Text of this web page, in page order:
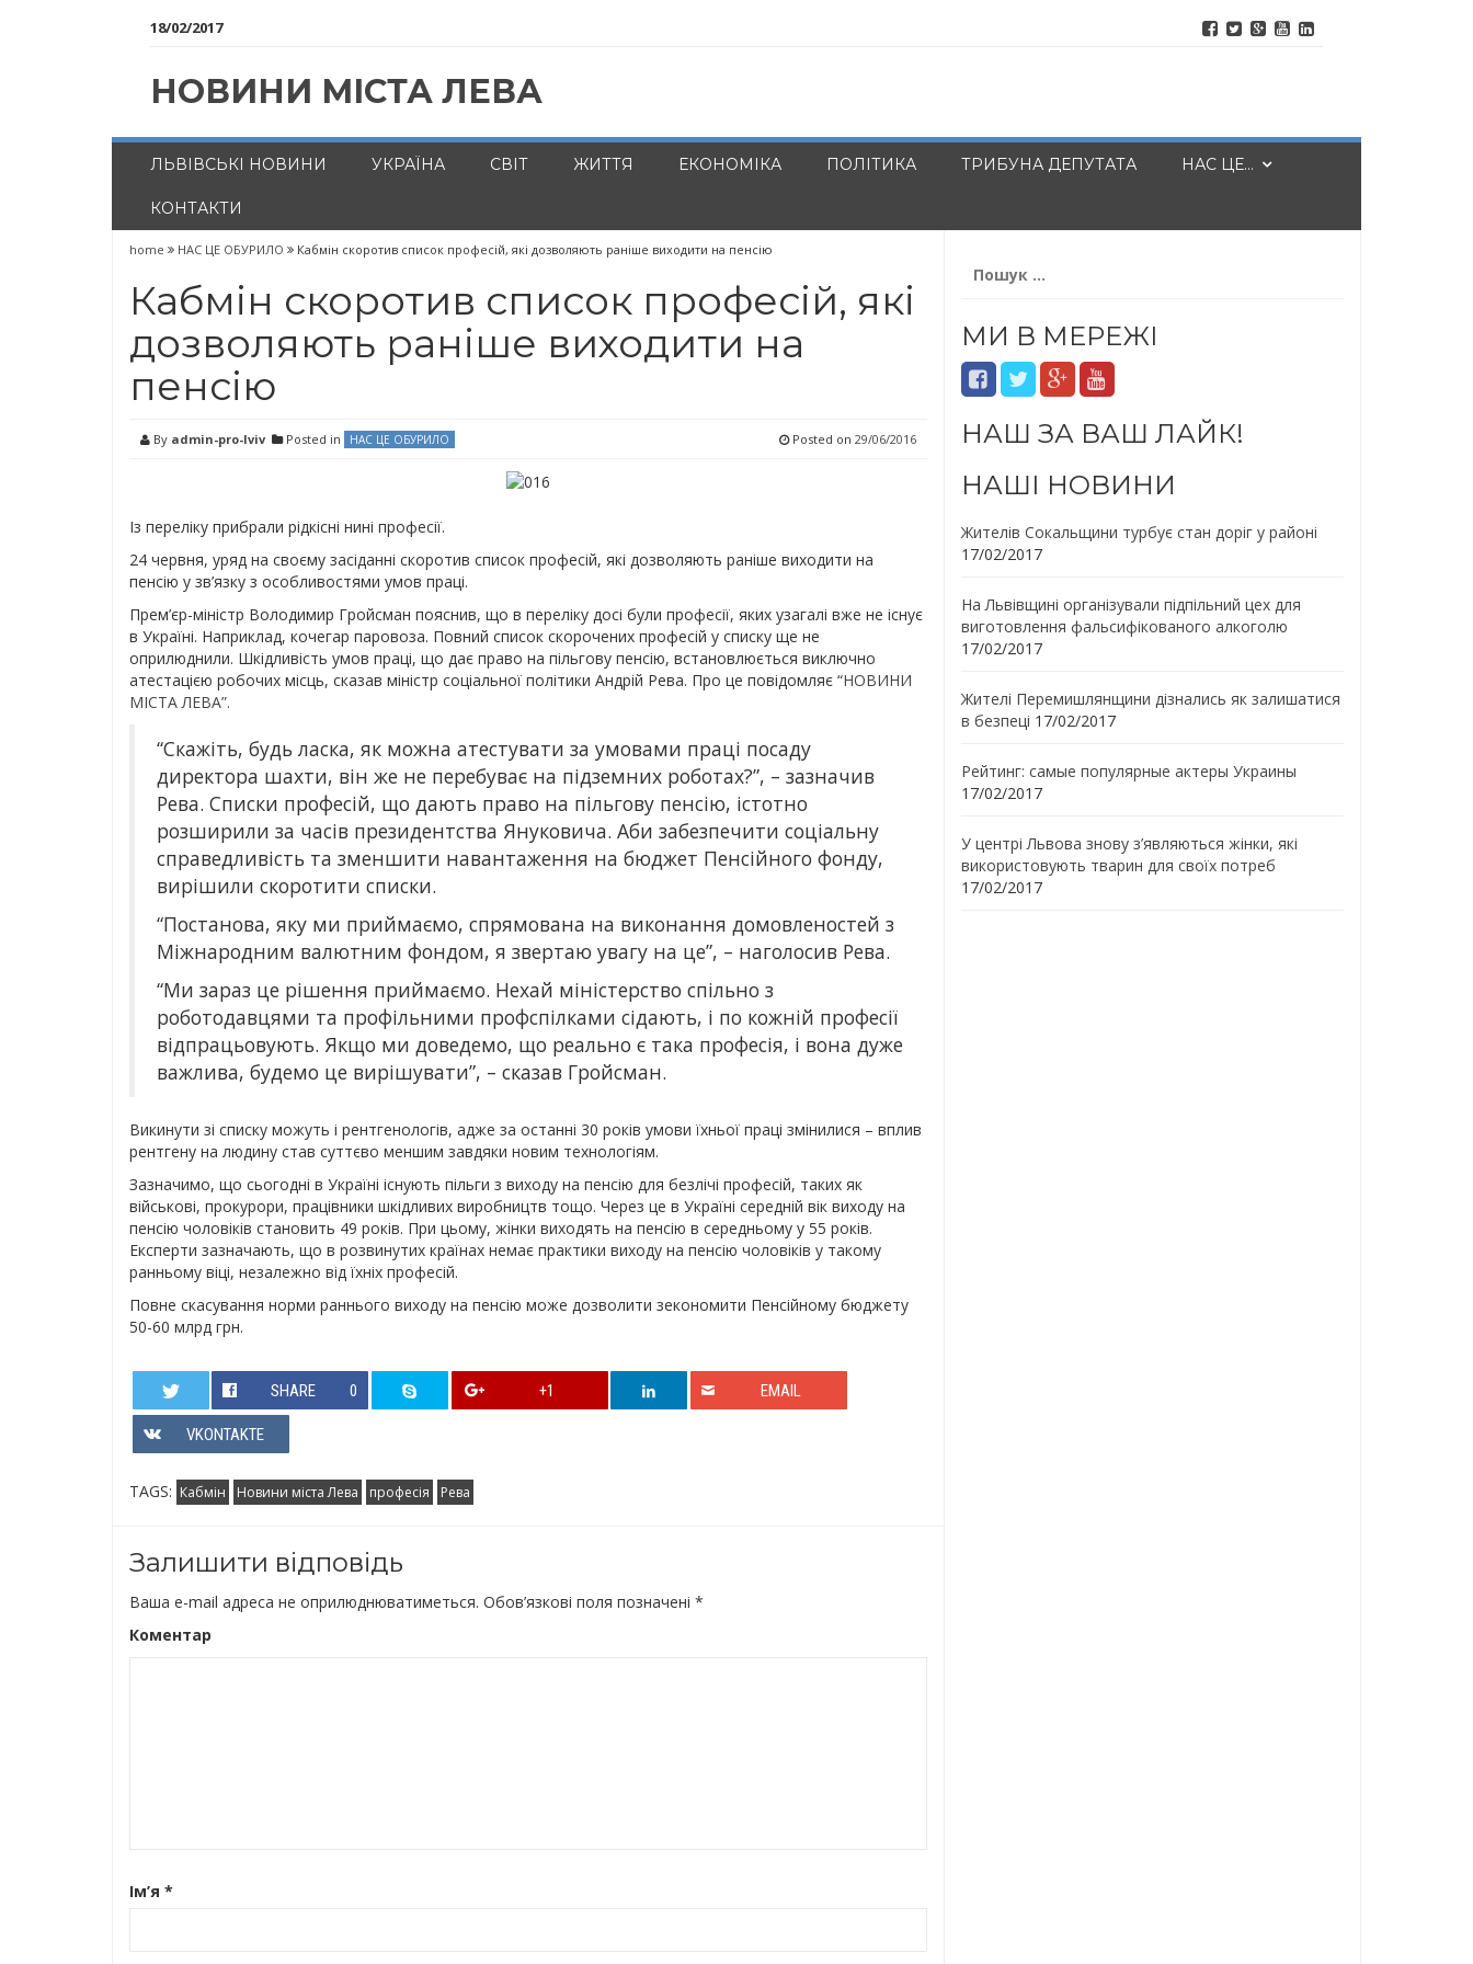
18/02/2017
НОВИНИ МІСТА ЛЕВА
ЛЬВІВСЬКІ НОВИНИ УКРАЇНА СВІТ ЖИТТЯ ЕКОНОМІКА ПОЛІТИКА ТРИБУНА ДЕПУТАТА НАС ЦЕ…
КОНТАКТИ
home НАС ЦЕ ОБУРИЛО Кабмін скоротив список професій, які дозволяють раніше виходити на пенсію
Кабмін скоротив список професій, які
дозволяють раніше виходити на
пенсію
By admin-pro-lviv Posted in НАС ЦЕ ОБУРИЛО Posted on 29/06/2016
Із переліку прибрали рідкісні нині професії.
24 червня, уряд на своєму засіданні скоротив список професій, які дозволяють раніше виходити на
пенсію у зв’язку з особливостями умов праці.
Прем’єр-міністр Володимир Гройсман пояснив, що в переліку досі були професії, яких узагалі вже не існує
в Україні. Наприклад, кочегар паровоза. Повний список скорочених професій у списку ще не
оприлюднили. Шкідливість умов праці, що дає право на пільгову пенсію, встановлюється виключно
атестацією робочих місць, сказав міністр соціальної політики Андрій Рева. Про це повідомляє “НОВИНИ
МІСТА ЛЕВА”.
“Скажіть, будь ласка, як можна атестувати за умовами праці посаду
директора шахти, він же не перебуває на підземних роботах?”, – зазначив
Рева. Списки професій, що дають право на пільгову пенсію, істотно
розширили за часів президентства Януковича. Аби забезпечити соціальну
справедливість та зменшити навантаження на бюджет Пенсійного фонду,
вирішили скоротити списки.
“Постанова, яку ми приймаємо, спрямована на виконання домовленостей з
Міжнародним валютним фондом, я звертаю увагу на це”, – наголосив Рева.
“Ми зараз це рішення приймаємо. Нехай міністерство спільно з
роботодавцями та профільними профспілками сідають, і по кожній професії
відпрацьовують. Якщо ми доведемо, що реально є така професія, і вона дуже
важлива, будемо це вирішувати”, – сказав Гройсман.
Викинути зі списку можуть і рентгенологів, адже за останні 30 років умови їхньої праці змінилися – вплив
рентгену на людину став суттєво меншим завдяки новим технологіям.
Зазначимо, що сьогодні в Україні існують пільги з виходу на пенсію для безлічі професій, таких як
військові, прокурори, працівники шкідливих виробництв тощо. Через це в Україні середній вік виходу на
пенсію чоловіків становить 49 років. При цьому, жінки виходять на пенсію в середньому у 55 років.
Експерти зазначають, що в розвинутих країнах немає практики виходу на пенсію чоловіків у такому
ранньому віці, незалежно від їхніх професій.
Повне скасування норми раннього виходу на пенсію може дозволити зекономити Пенсійному бюджету
50-60 млрд грн.
SHARE 0 +1 EMAIL
VKONTAKTE
TAGS: Кабмін Новини міста Лева професія Рева
Залишити відповідь
Ваша e-mail адреса не оприлюднюватиметься. Обов’язкові поля позначені *
Коментар
Ім’я *
МИ В МЕРЕЖІ
НАШ ЗА ВАШ ЛАЙК!
НАШІ НОВИНИ
Жителів Сокальщини турбує стан доріг у районі
17/02/2017
На Львівщині організували підпільний цех для
виготовлення фальсифікованого алкоголю
17/02/2017
Жителі Перемишлянщини дізнались як залишатися
в безпеці 17/02/2017
Рейтинг: самые популярные актеры Украины
17/02/2017
У центрі Львова знову з’являються жінки, які
використовують тварин для своїх потреб
17/02/2017